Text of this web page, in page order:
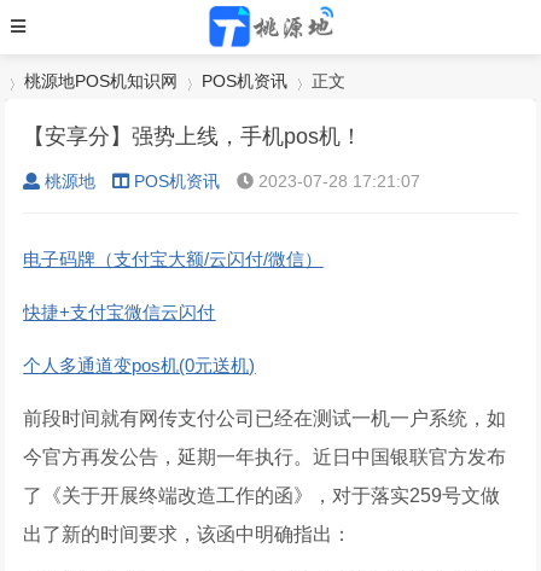
桃源地POS机知识网
›
POS机资讯
›
正文
【安享分】强势上线，手机pos机！
桃源地 POS机资讯 2023-07-28 17:21:07
电子码牌（支付宝大额/云闪付/微信）
快捷+支付宝微信云闪付
个人多通道变pos机(0元送机)
前段时间就有网传支付公司已经在测试一机一户系统，如
今官方再发公告，延期一年执行。近日中国银联官方发布
了《关于开展终端改造工作的函》，对于落实259号文做
出了新的时间要求，该函中明确指出：